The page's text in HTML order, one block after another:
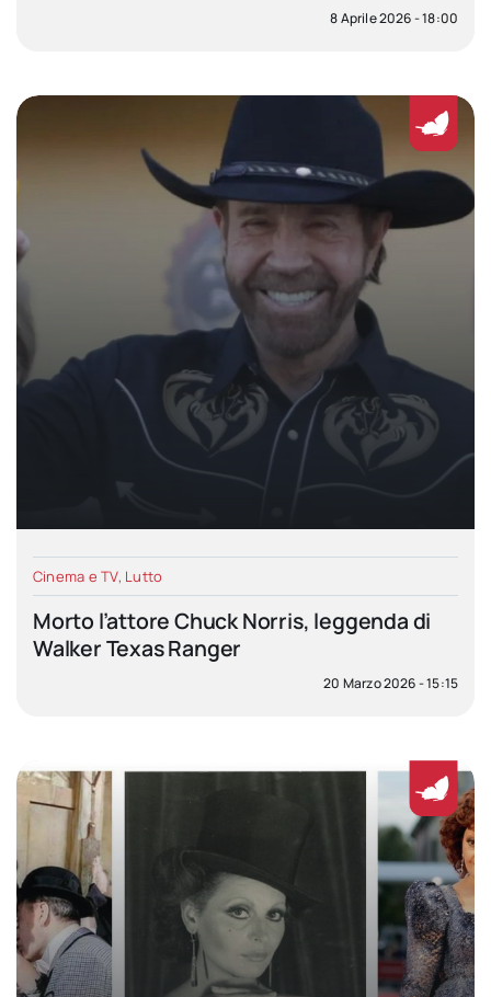
8 Aprile 2026 - 18:00
Cinema e TV, Lutto
Morto l’attore Chuck Norris, leggenda di
Walker Texas Ranger
20 Marzo 2026 - 15:15